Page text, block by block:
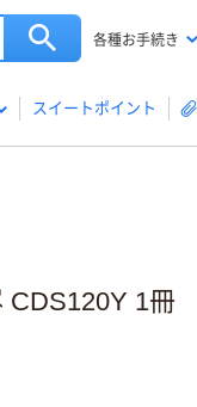
各種お手続き
スイートポイント
CDS120Y 1冊